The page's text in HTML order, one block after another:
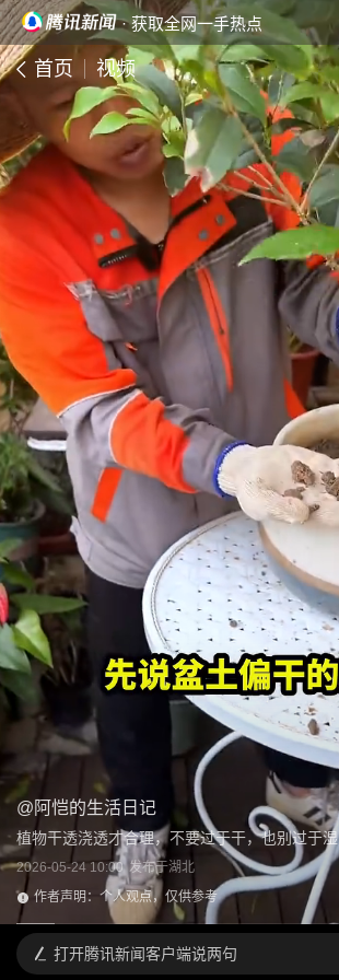
· 获取全网一手热点
首页 视频
@ 阿恺的生活日记
植物干透浇透才合理，不要过于干，也别过于湿
2026-05-24 10:00 发布于湖北
作者声明：个人观点，仅供参考
打开腾讯新闻客户端说两句